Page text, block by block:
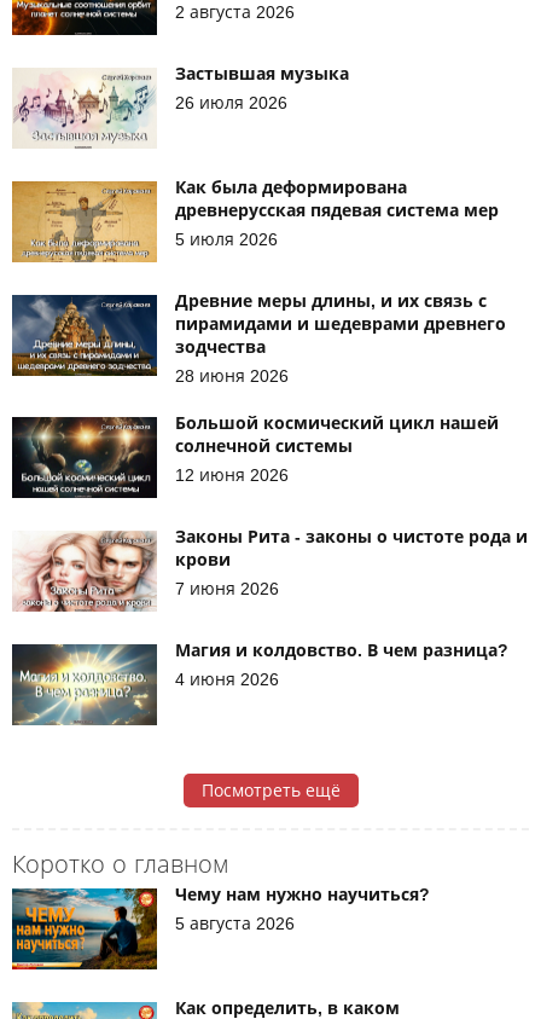
Коротко о главном
Чему нам нужно научиться?
5 августа 2026
Как определить, в каком
2 августа 2026
Застывшая музыка
26 июля 2026
Как была деформирована
древнерусская пядевая система мер
5 июля 2026
Древние меры длины, и их связь с
пирамидами и шедеврами древнего
зодчества
28 июня 2026
Большой космический цикл нашей
солнечной системы
12 июня 2026
Законы Рита - законы о чистоте рода и
крови
7 июня 2026
Магия и колдовство. В чем разница?
4 июня 2026
Посмотреть ещё